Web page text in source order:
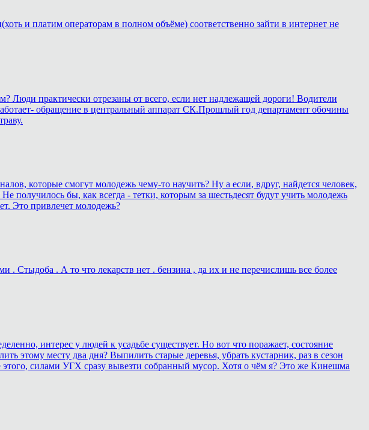
и платим операторам в полном объёме) соответственно зайти в интернет не
Люди практически отрезаны от всего, если нет надлежащей дороги! Водители
обращение в центральный аппарат СК.Прошлый год департамент обочины
которые смогут молодежь чему-то научить? Ну а если, вдруг, найдется человек,
получилось бы, как всегда - тетки, которым за шестьдесят будут учить молодежь
Это привлечет молодежь?
. Стыдоба . А то что лекарств нет . бензина , да их и не перечислишь все более
интерес у людей к усадьбе существует. Но вот что поражает, состояние
этому месту два дня? Выпилить старые деревья, убрать кустарник, раз в сезон
силами УГХ сразу вывезти собранный мусор. Хотя о чём я? Это же Кинешма